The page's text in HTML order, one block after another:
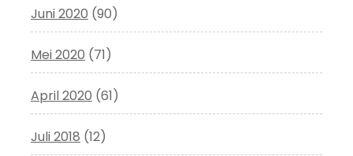
Juni 2020 (90)
Mei 2020 (71)
April 2020 (61)
Juli 2018 (12)